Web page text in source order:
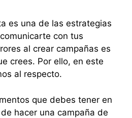
es una de las estrategias
con tus
al crear campañas es
crees. Por ello, en este
al respecto.
que debes tener en
hacer una campaña de